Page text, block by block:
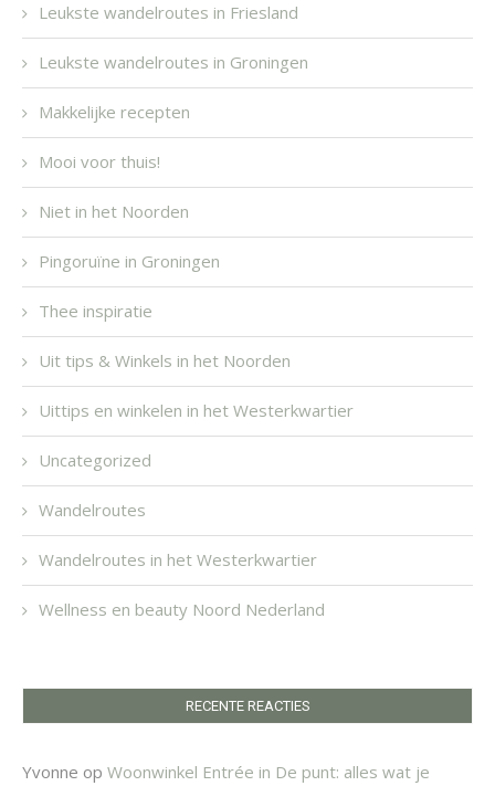
Leukste wandelroutes in Friesland
Leukste wandelroutes in Groningen
Makkelijke recepten
Mooi voor thuis!
Niet in het Noorden
Pingoruïne in Groningen
Thee inspiratie
Uit tips & Winkels in het Noorden
Uittips en winkelen in het Westerkwartier
Uncategorized
Wandelroutes
Wandelroutes in het Westerkwartier
Wellness en beauty Noord Nederland
RECENTE REACTIES
Yvonne op Woonwinkel Entrée in De punt: alles wat je